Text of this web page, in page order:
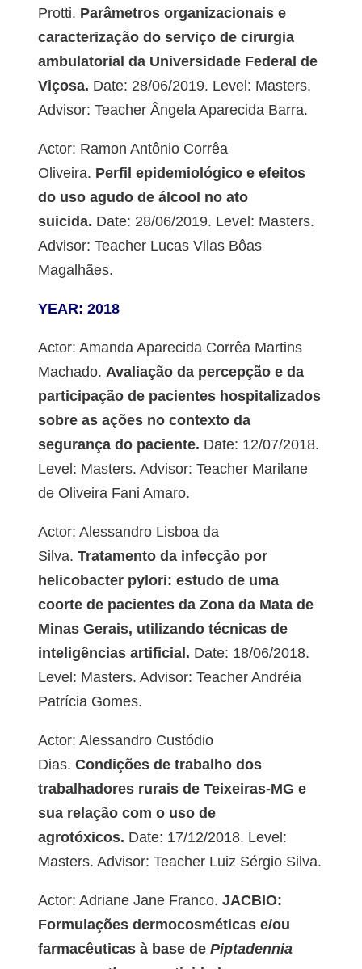
Protti. Parâmetros organizacionais e
caracterização do serviço de cirurgia
ambulatorial da Universidade Federal de
Viçosa. Date: 28/06/2019. Level: Masters.
Advisor: Teacher Ângela Aparecida Barra.
Actor: Ramon Antônio Corrêa
Oliveira. Perfil epidemiológico e efeitos
do uso agudo de álcool no ato
suicida. Date: 28/06/2019. Level: Masters.
Advisor: Teacher Lucas Vilas Bôas
Magalhães.
YEAR: 2018
Actor: Amanda Aparecida Corrêa Martins
Machado. Avaliação da percepção e da
participação de pacientes hospitalizados
sobre as ações no contexto da
segurança do paciente. Date: 12/07/2018.
Level: Masters. Advisor: Teacher Marilane
de Oliveira Fani Amaro.
Actor: Alessandro Lisboa da
Silva. Tratamento da infecção por
helicobacter pylori: estudo de uma
coorte de pacientes da Zona da Mata de
Minas Gerais, utilizando técnicas de
inteligências artificial. Date: 18/06/2018.
Level: Masters. Advisor: Teacher Andréia
Patrícia Gomes.
Actor: Alessandro Custódio
Dias. Condições de trabalho dos
trabalhadores rurais de Teixeiras-MG e
sua relação com o uso de
agrotóxicos. Date: 17/12/2018. Level:
Masters. Advisor: Teacher Luiz Sérgio Silva.
Actor: Adriane Jane Franco. JACBIO:
Formulações dermocosméticas e/ou
farmacêuticas à base de Piptadennia